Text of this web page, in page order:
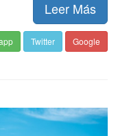
Leer Más
Twitter Google